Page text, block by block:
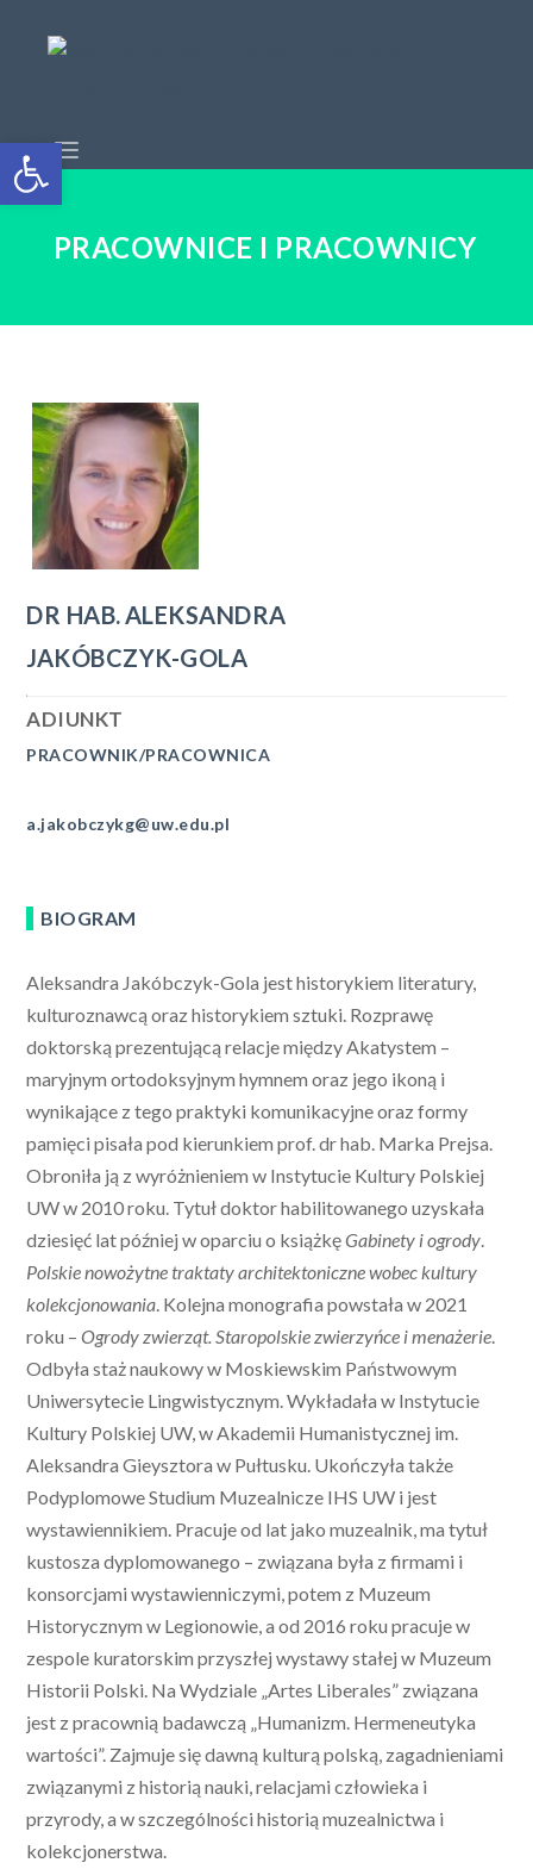
Open toolbar
PRACOWNICE I PRACOWNICY
DR HAB.ALEKSANDRA
JAKÓBCZYK-GOLA
ADIUNKT
PRACOWNIK/PRACOWNICA
a.jakobczykg@uw.edu.pl
BIOGRAM
Aleksandra Jakóbczyk-Gola jest historykiem literatury,
kulturoznawcą oraz historykiem sztuki. Rozprawę
doktorską prezentującą relacje między Akatystem –
maryjnym ortodoksyjnym hymnem oraz jego ikoną i
wynikające z tego praktyki komunikacyjne oraz formy
pamięci pisała pod kierunkiem prof. dr hab. Marka Prejsa.
Obroniła ją z wyróżnieniem w Instytucie Kultury Polskiej
UW w 2010 roku. Tytuł doktor habilitowanego uzyskała
dziesięć lat później w oparciu o książkęGabinety i ogrody.
Polskie nowożytne traktaty architektoniczne wobec kultury
kolekcjonowania. Kolejna monografia powstała w 2021
roku –Ogrody zwierząt. Staropolskie zwierzyńce i menażerie.
Odbyła staż naukowy w Moskiewskim Państwowym
Uniwersytecie Lingwistycznym. Wykładała w Instytucie
Kultury Polskiej UW, w Akademii Humanistycznej im.
Aleksandra Gieysztora w Pułtusku. Ukończyła także
Podyplomowe Studium Muzealnicze IHS UW i jest
wystawiennikiem. Pracuje od lat jako muzealnik, ma tytuł
kustosza dyplomowanego – związana była z firmami i
konsorcjami wystawienniczymi, potem z Muzeum
Historycznym w Legionowie, a od 2016 roku pracuje w
zespole kuratorskim przyszłej wystawy stałej w Muzeum
Historii Polski. Na Wydziale „Artes Liberales” związana
jest z pracownią badawczą „Humanizm. Hermeneutyka
wartości”. Zajmuje się dawną kulturą polską, zagadnieniami
związanymi z historią nauki, relacjami człowieka i
przyrody, a w szczególności historią muzealnictwa i
kolekcjonerstwa.